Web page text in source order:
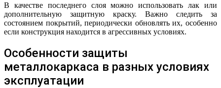
В качестве последнего слоя можно использовать лак или
дополнительную защитную краску. Важно следить за
состоянием покрытий, периодически обновлять их, особенно
если конструкция находится в агрессивных условиях.
Особенности защиты
металлокаркаса в разных условиях
эксплуатации